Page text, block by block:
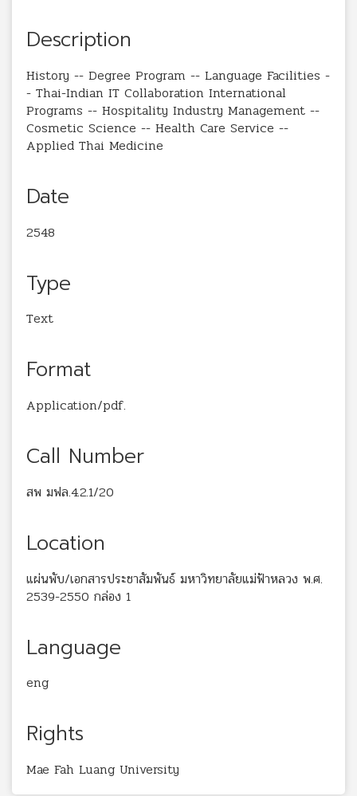
Description
History -- Degree Program -- Language Facilities -
- Thai-Indian IT Collaboration International
Programs -- Hospitality Industry Management --
Cosmetic Science -- Health Care Service --
Applied Thai Medicine
Date
2548
Type
Text
Format
Application/pdf.
Call Number
สพ มฟล.4.2.1/20
Location
แผ่นพับ/เอกสารประชาสัมพันธ์ มหาวิทยาลัยแม่ฟ้าหลวง พ.ศ.
2539-2550 กล่อง 1
Language
eng
Rights
Mae Fah Luang University